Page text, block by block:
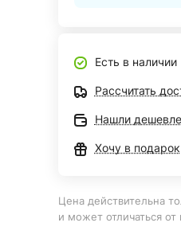
Есть в наличии
Рассчитать
Нашли
Хочу в подарок
Цена действительна
и может отличаться